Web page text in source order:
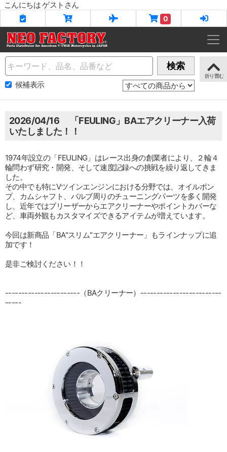
こんにちは ゲストさん
0
Name 検索
候補表示
2026/04/16 「FEULING」BAエアクリーナー入荷
いたしました！！
1974年設立の「FEULING」はレース出身の創業者により、２輪４
輪問わず研究・開発、そして速度記録への挑戦を繰り返してきま
した。
その中でも特にVツインエンジンにおける分野では、オイルポン
プ、カムシャフト、バルブ周りのチューニングパーツを多く開発
し、近年ではブリーザーからエアクリーナーやポイントカバーな
ど、車両外観もカスタマイズできるアイテムが増えています。
今回は新商品「BA"スリム"エアクリーナー」もラインナップに追
加です！
是非ご検討ください！！
-----------------------（BAクリーナー）-------------------------
-----